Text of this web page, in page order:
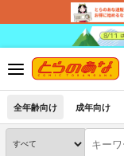
全年齢向け 成年向け